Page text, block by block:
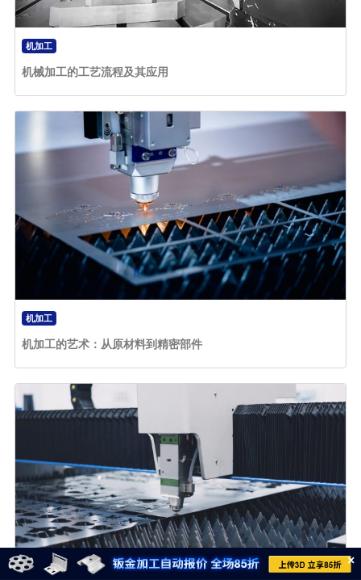
机加工
机械加工的工艺流程及其应用
机加工
机加工的艺术：从原材料到精密部件
×